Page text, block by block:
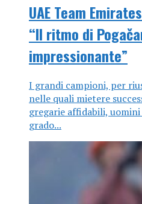
UAE Team
“Il ritmo di
impressionante”
I grandi campioni, per
nelle quali mietere
gregarie affidabili,
grado...